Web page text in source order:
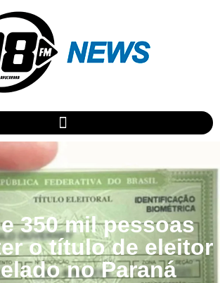
350 mil pessoas
o título de eleitor
no Paraná